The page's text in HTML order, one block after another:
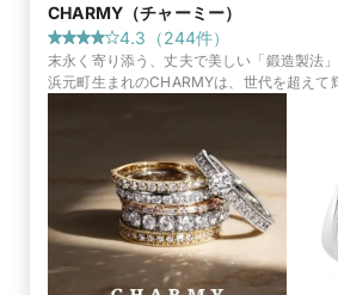
CHARMY（チャーミー）
4.3 （244件）
末永く寄り添う、丈夫で美しい「鍛造製法
浜元町生まれのCHARMYは、世代を超えて